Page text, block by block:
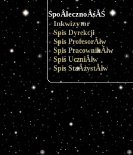
SpoÂłecznoÂśĂŚ
Inkwizytor
Spis Dyrekcji
Spis ProfesorĂłw
Spis PracownikĂłw
Spis UczniĂłw
Spis StaÂżystĂłw